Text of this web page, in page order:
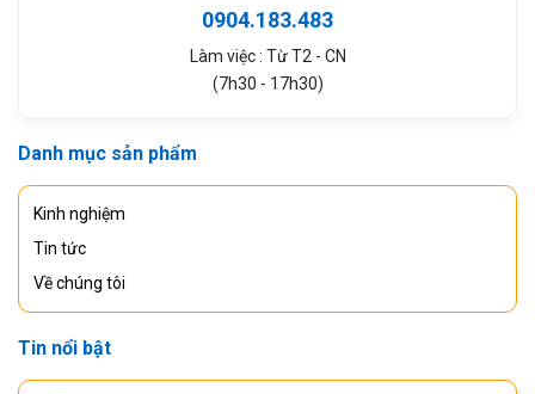
0904.183.483
Làm việc : Từ T2 - CN
(7h30 - 17h30)
Danh mục sản phẩm
Kinh nghiệm
Tin tức
Về chúng tôi
Tin nổi bật